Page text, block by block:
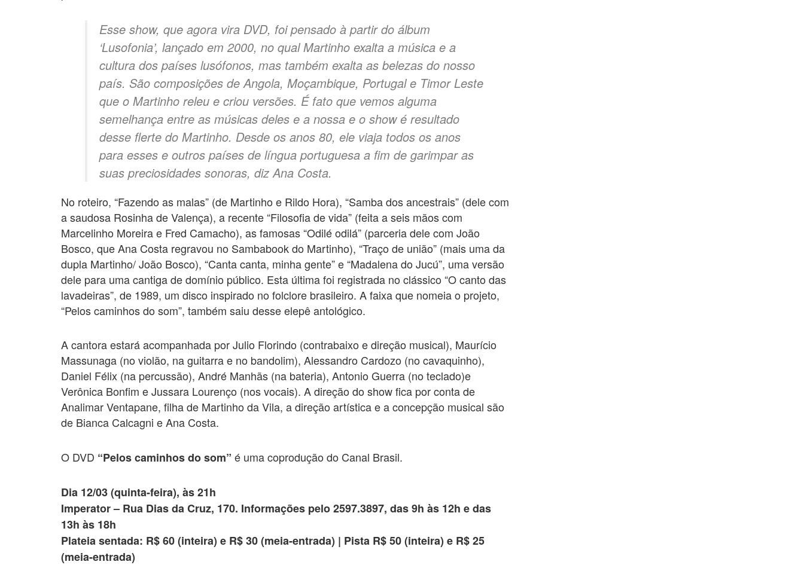
Esse show, que agora vira DVD, foi pensado à partir do álbum
‘Lusofonia’, lançado em 2000, no qual Martinho exalta a música e a
cultura dos países lusófonos, mas também exalta as belezas do nosso
país. São composições de Angola, Moçambique, Portugal e Timor Leste
que o Martinho releu e criou versões. É fato que vemos alguma
semelhança entre as músicas deles e a nossa e o show é resultado
desse flerte do Martinho. Desde os anos 80, ele viaja todos os anos
para esses e outros países de língua portuguesa a fim de garimpar as
suas preciosidades sonoras, diz Ana Costa.
No roteiro, “Fazendo as malas” (de Martinho e Rildo Hora), “Samba dos ancestrais” (dele com
a saudosa Rosinha de Valença), a recente “Filosofia de vida” (feita a seis mãos com
Marcelinho Moreira e Fred Camacho), as famosas “Odilé odilá” (parceria dele com João
Bosco, que Ana Costa regravou no Sambabook do Martinho), “Traço de união” (mais uma da
dupla Martinho/ João Bosco), “Canta canta, minha gente” e “Madalena do Jucú”, uma versão
dele para uma cantiga de domínio público. Esta última foi registrada no clássico “O canto das
lavadeiras”, de 1989, um disco inspirado no folclore brasileiro. A faixa que nomeia o projeto,
“Pelos caminhos do som”, também saiu desse elepê antológico.
A cantora estará acompanhada por Julio Florindo (contrabaixo e direção musical), Maurício
Massunaga (no violão, na guitarra e no bandolim), Alessandro Cardozo (no cavaquinho),
Daniel Félix (na percussão), André Manhãs (na bateria), Antonio Guerra (no teclado)e
Verônica Bonfim e Jussara Lourenço (nos vocais). A direção do show fica por conta de
Analimar Ventapane, filha de Martinho da Vila, a direção artística e a concepção musical são
de Bianca Calcagni e Ana Costa.
O DVD “Pelos caminhos do som” é uma coprodução do Canal Brasil.
Dia 12/03 (quinta-feira), às 21h
Imperator – Rua Dias da Cruz, 170. Informações pelo 2597.3897, das 9h às 12h e das
13h às 18h
Plateia sentada: R$ 60 (inteira) e R$ 30 (meia-entrada) | Pista R$ 50 (inteira) e R$ 25
(meia-entrada)